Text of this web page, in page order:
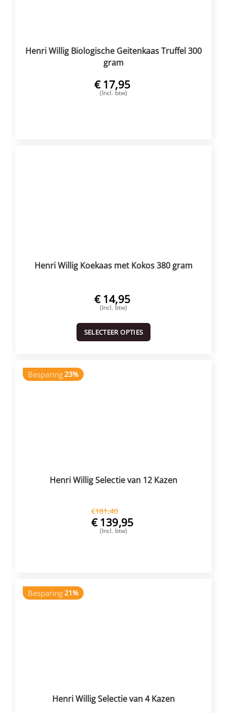
Henri Willig Biologische Geitenkaas Truffel 300
gram
€ 17,95
(Incl. btw)
Henri Willig Koekaas met Kokos 380 gram
€ 14,95
(Incl. btw)
SELECTEER OPTIES
Besparing23%
Henri Willig Selectie van 12 Kazen
€181,40
€ 139,95
(Incl. btw)
Besparing21%
Henri Willig Selectie van 4 Kazen